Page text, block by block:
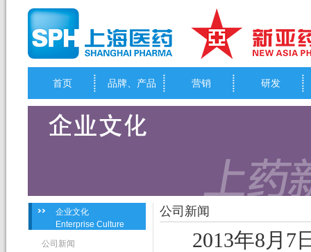
首页 品牌、产品 营销 研发
企业文化
Enterprise Culture
公司新闻
公司新闻
2013年8 月 7